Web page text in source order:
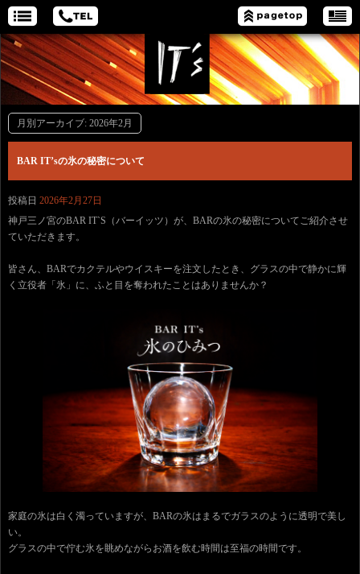
月別アーカイブ: 2026年2月
BAR IT’sの氷の秘密について
投稿日 2026年2月27日
神戸三ノ宮のBAR IT`S（バーイッツ）が、BARの氷の秘密についてご紹介させ
ていただきます。
皆さん、BARでカクテルやウイスキーを注文したとき、グラスの中で静かに輝
く立役者「氷」に、ふと目を奪われたことはありませんか？
家庭の氷は白く濁っていますが、BARの氷はまるでガラスのように透明で美し
い。
グラスの中で佇む氷を眺めながらお酒を飲む時間は至福の時間です。